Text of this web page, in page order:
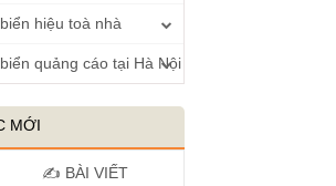
hiệu toà nhà
quảng cáo tại Hà Nội
MỚI
✍️ BÀI VIẾT